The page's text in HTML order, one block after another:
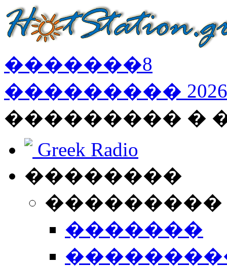
�������8
��������� 2026
��������� �
Greek Radio
��������
�������